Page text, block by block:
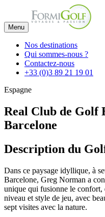
Menu
Nos destinations
Qui sommes-nous ?
Contactez-nous
+33 (0)3 89 21 19 01
Espagne
Real Club de Golf
Barcelone
Description du
Dans ce paysage idyllique, à
Barcelone, Greg Norman a
unique qui fusionne le confort,
niveau et style de jeu, avec
sept visites avec la nature.